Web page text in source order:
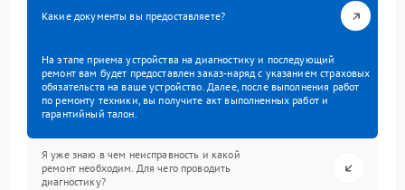
Какие документы вы предоставляете?
На этапе приема устройства на диагностику и последующий
ремонт вам будет предоставлен заказ-наряд с указанием страховых
обязательств на ваше устройство. Далее, после выполнения работ
по ремонту техники, вы получите акт выполненных работ и
гарантийный талон.
Я уже знаю в чем неисправность и какой
ремонт необходим. Для чего проводить
диагностику?